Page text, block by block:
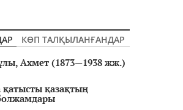
КӨП ТАЛҚЫЛАНҒАНДАР
Ахмет (1873—1938 жж.)
қазақтың